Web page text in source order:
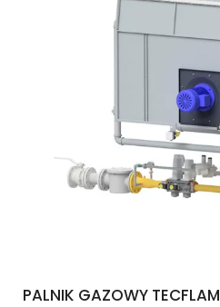
PALNIK GAZOWY TECFLAM